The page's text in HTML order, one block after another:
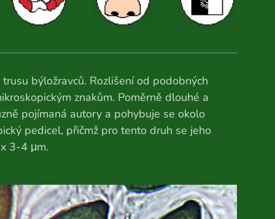
býložravců. Rozlišení od podobných
znakům. Poměrně dlouhé a
pojímaná autory a pohybuje se okolo
pedicel, přičmž pro tento druh se jeho
3-4 μm.